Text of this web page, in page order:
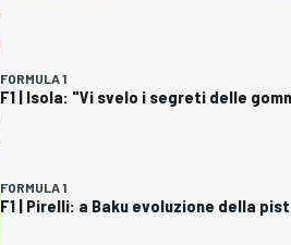
FORMULA 1
F1 | Isola: "Vi svelo i segreti delle
FORMULA 1
F1 | Pirelli: a Baku evoluzione della